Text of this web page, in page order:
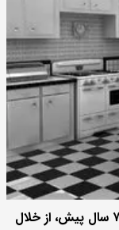
مقایسه امکانات زندگی ما و آمریکایی‌ها در ۷۷ سال پیش، از خلال